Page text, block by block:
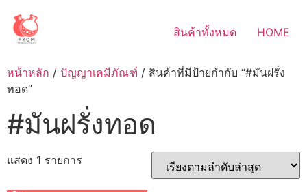
content
สินค้าทั้งหมด HOME
หน้าหลัก / ปัญญาเคมีภัณฑ์ / สินค้าที่มีป้ายกำกับ “#มันฝรั่ง
ทอด”
#มันฝรั่งทอด
แสดง 1 รายการ